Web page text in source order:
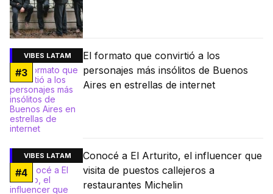
VIBES LATAM
#3
El formato que convirtió a los
personajes más insólitos de Buenos
Aires en estrellas de internet
VIBES LATAM
#4
Conocé a El Arturito, el influencer que
visita de puestos callejeros a
restaurantes Michelin